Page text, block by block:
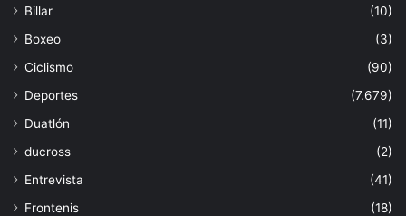
Billar
(10)
Boxeo
(3)
Ciclismo
(90)
Deportes
(7.679)
Duatlón
(11)
ducross
(2)
Entrevista
(41)
Frontenis
(18)